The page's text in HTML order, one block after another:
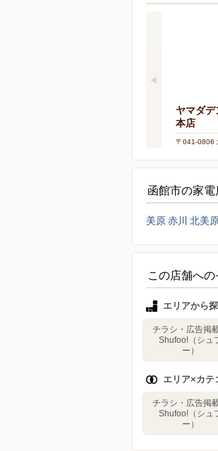
ヤマダ
本店
〒041-0806
函館市の家
美原赤川 北美
この店舗へ
エリアから
チラシ・広告掲
Shufoo!（シュ
ー）
エリア×カテ
チラシ・広告掲
Shufoo!（シュ
ー）